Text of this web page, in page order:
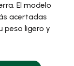
El modelo
acertadas
peso ligero y